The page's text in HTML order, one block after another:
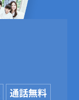
通話無料